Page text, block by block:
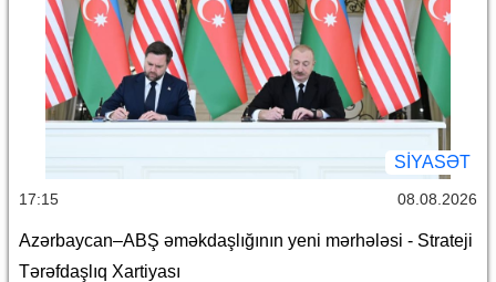
SİYASƏT
17:15 08.08.2026
Azərbaycan–ABŞ əməkdaşlığının yeni mərhələsi - Strateji
Tərəfdaşlıq Xartiyası